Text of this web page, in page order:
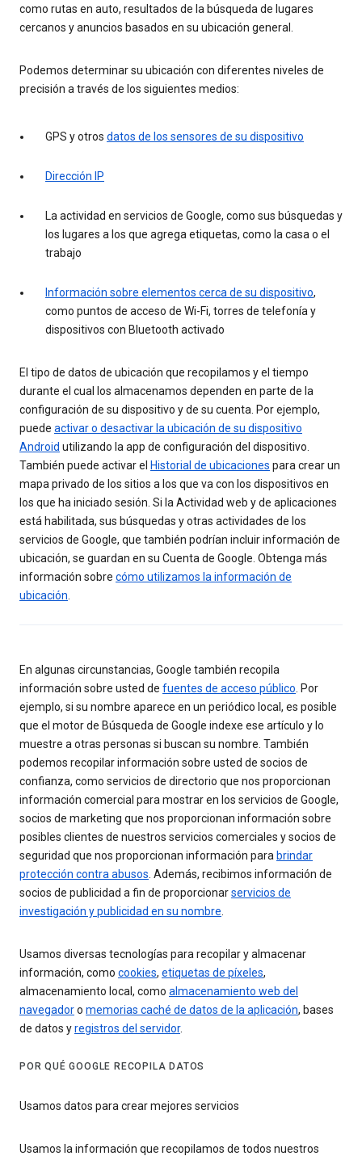
como rutas en auto, resultados de la búsqueda de lugares
cercanos y anuncios basados en su ubicación general.
Podemos determinar su ubicación con diferentes niveles de
precisión a través de los siguientes medios:
GPS y otros datos de los sensores de su dispositivo
Dirección IP
La actividad en servicios de Google, como sus búsquedas y
los lugares a los que agrega etiquetas, como la casa o el
trabajo
Información sobre elementos cerca de su dispositivo,
como puntos de acceso de Wi-Fi, torres de telefonía y
dispositivos con Bluetooth activado
El tipo de datos de ubicación que recopilamos y el tiempo
durante el cual los almacenamos dependen en parte de la
configuración de su dispositivo y de su cuenta. Por ejemplo,
puede activar o desactivar la ubicación de su dispositivo
Android utilizando la app de configuración del dispositivo.
También puede activar el Historial de ubicaciones para crear un
mapa privado de los sitios a los que va con los dispositivos en
los que ha iniciado sesión. Si la Actividad web y de aplicaciones
está habilitada, sus búsquedas y otras actividades de los
servicios de Google, que también podrían incluir información de
ubicación, se guardan en su Cuenta de Google. Obtenga más
información sobre cómo utilizamos la información de
ubicación.
En algunas circunstancias, Google también recopila
información sobre usted de fuentes de acceso público. Por
ejemplo, si su nombre aparece en un periódico local, es posible
que el motor de Búsqueda de Google indexe ese artículo y lo
muestre a otras personas si buscan su nombre. También
podemos recopilar información sobre usted de socios de
confianza, como servicios de directorio que nos proporcionan
información comercial para mostrar en los servicios de Google,
socios de marketing que nos proporcionan información sobre
posibles clientes de nuestros servicios comerciales y socios de
seguridad que nos proporcionan información para brindar
protección contra abusos. Además, recibimos información de
socios de publicidad a fin de proporcionarservicios de
investigación y publicidad en su nombre.
Usamos diversas tecnologías para recopilar y almacenar
información, como cookies, etiquetas de píxeles,
almacenamiento local, como almacenamiento web del
navegadoro memorias caché de datos de la aplicación, bases
de datos yregistros del servidor.
POR QUÉ GOOGLE RECOPILA DATOS
Usamos datos para crear mejores servicios
Usamos la información que recopilamos de todos nuestros